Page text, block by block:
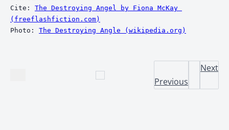
Cite: The Destroying Angel by Fiona McKay
(freeflashfiction.com)
Photo: The Destroying Angle (wikipedia.org)
Previous
Next